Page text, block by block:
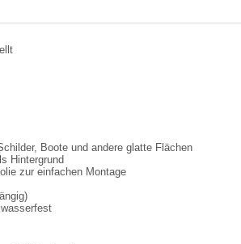
Boote und andere glatte Flächen
Hintergrund
zur einfachen Montage